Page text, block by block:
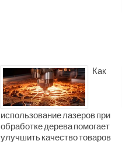
Как
использование лазеров при
обработке дерева помогает
улучшить качество товаров